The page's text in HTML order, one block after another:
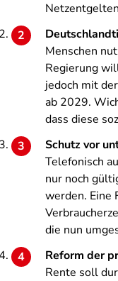
Menschen
Regierung
jedoch mit
ab 2029.
dass diese
Schutz vor
Telefonisch
nur noch
werden. Eine
die nun
Reform der
Rente soll